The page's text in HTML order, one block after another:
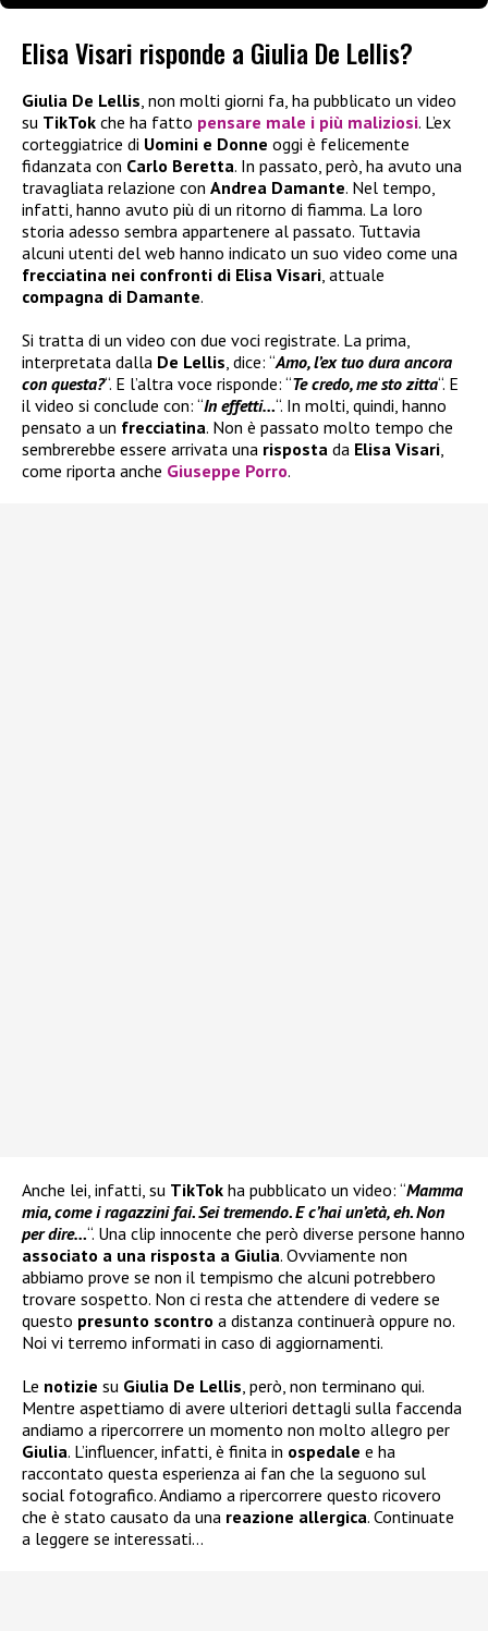
Elisa Visari risponde a Giulia De Lellis?
Giulia De Lellis, non molti giorni fa, ha pubblicato un video
su TikTok che ha fatto pensare male i più maliziosi. L’ex
corteggiatrice di Uomini e Donne oggi è felicemente
fidanzata con Carlo Beretta. In passato, però, ha avuto una
travagliata relazione con Andrea Damante. Nel tempo,
infatti, hanno avuto più di un ritorno di fiamma. La loro
storia adesso sembra appartenere al passato. Tuttavia
alcuni utenti del web hanno indicato un suo video come una
frecciatina nei confronti di Elisa Visari, attuale
compagna di Damante.
Si tratta di un video con due voci registrate. La prima,
interpretata dalla De Lellis, dice: “Amo, l’ex tuo dura ancora
con questa?“. E l’altra voce risponde: “Te credo, me sto zitta“. E
il video si conclude con: “In effetti…“. In molti, quindi, hanno
pensato a un frecciatina. Non è passato molto tempo che
sembrerebbe essere arrivata una risposta da Elisa Visari,
come riporta anche Giuseppe Porro.
Anche lei, infatti, su TikTok ha pubblicato un video: “Mamma
mia, come i ragazzini fai. Sei tremendo. E c’hai un’età, eh. Non
per dire…“. Una clip innocente che però diverse persone hanno
associato a una risposta a Giulia. Ovviamente non
abbiamo prove se non il tempismo che alcuni potrebbero
trovare sospetto. Non ci resta che attendere di vedere se
questo presunto scontro a distanza continuerà oppure no.
Noi vi terremo informati in caso di aggiornamenti.
Le notizie su Giulia De Lellis, però, non terminano qui.
Mentre aspettiamo di avere ulteriori dettagli sulla faccenda
andiamo a ripercorrere un momento non molto allegro per
Giulia. L’influencer, infatti, è finita in ospedale e ha
raccontato questa esperienza ai fan che la seguono sul
social fotografico. Andiamo a ripercorrere questo ricovero
che è stato causato da una reazione allergica. Continuate
a leggere se interessati…